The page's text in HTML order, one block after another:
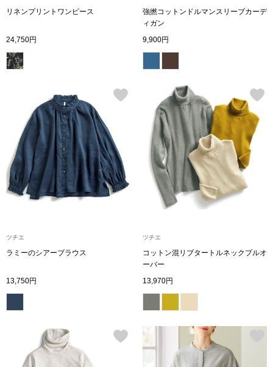
セイコー〉マウリッツハイス美術館公認フェ
ランド
すべて見る
ア
プ
ス
和装小物
その他
その他
カンタベリー
リネンプリントワンピース
24,750円
強撚コットンドルマンスリーブカーデ
ィガン
9,900円
ツチエ
ラミーのシアーブラウス
13,750円
ツチエ
コットン混リブタートルネックプルオ
ーバー
13,970円